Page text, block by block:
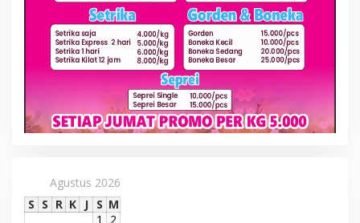
Agustus 2026
S S R K J S M
1
2